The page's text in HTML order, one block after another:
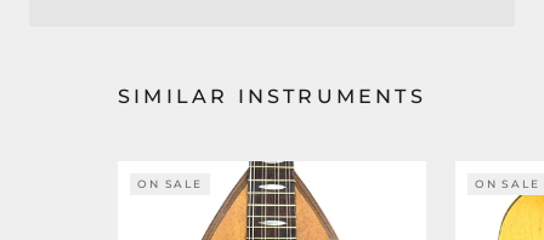
SIMILAR INSTRUMENTS
ON SALE ON SALE